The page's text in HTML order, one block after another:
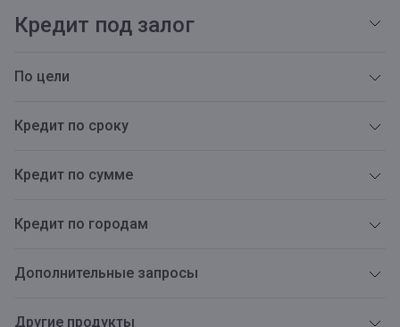
Кредит под залог
По цели
Кредит по сроку
Кредит по сумме
Кредит по городам
Дополнительные запросы
Другие продукты